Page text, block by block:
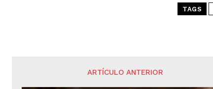
TAGS
ARTÍCULO ANTERIOR